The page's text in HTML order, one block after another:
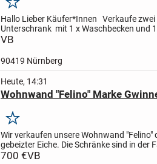
Merken
Hallo Lieber Käufer*Innen Verkaufe
Unterschrank mit 1 x Waschbecken und
(KLAVIERLACK).
VB
90419 Nürnberg
Heute, 14:31
Wohnwand "Felino" Marke
Merken
Wir verkaufen unsere Wohnwand "Felino"
gebeizter Eiche. Die Schränke sind in der
Ausrichtung nach rechts.
700 €VB